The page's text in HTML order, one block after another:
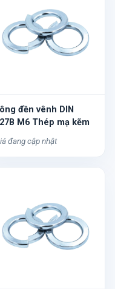
đền vênh DIN
M6 Thép mạ kẽm
đang cập nhật